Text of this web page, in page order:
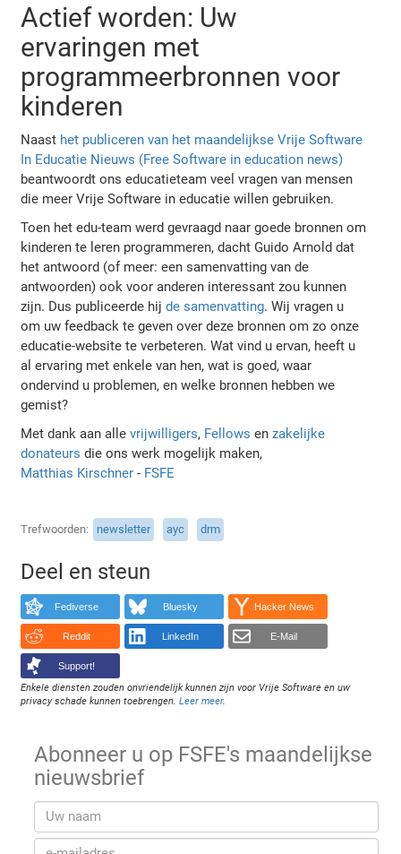
Actief worden: Uw
ervaringen met
programmeerbronnen voor
kinderen
Naast het publiceren van het maandelijkse Vrije Software
In Educatie Nieuws (Free Software in education news)
beantwoordt ons educatieteam veel vragen van mensen
die meer Vrije Software in educatie willen gebruiken.
Toen het edu-team werd gevraagd naar goede bronnen om
kinderen te leren programmeren, dacht Guido Arnold dat
het antwoord (of meer: een samenvatting van de
antwoorden) ook voor anderen interessant zou kunnen
zijn. Dus publiceerde hijde samenvatting. Wij vragen u
om uw feedback te geven over deze bronnen om zo onze
educatie-website te verbeteren. Wat vind u ervan, heeft u
al ervaring met enkele van hen, wat is goed, waar
ondervind u problemen, en welke bronnen hebben we
gemist?
Met dank aan allevrijwilligers, Fellows enzakelijke
donateurs die ons werk mogelijk maken,
Matthias Kirschner- FSFE
Trefwoorden newsletter ayc drm
Deel en steun
Fediverse Bluesky Hacker News
Reddit LinkedIn E-Mail
Support!
Enkele diensten zouden onvriendelijk kunnen zijn voor Vrije Software en uw
privacy schade kunnen toebrengen.Leer meer.
Abonneer u op FSFE's maandelijkse
nieuwsbrief